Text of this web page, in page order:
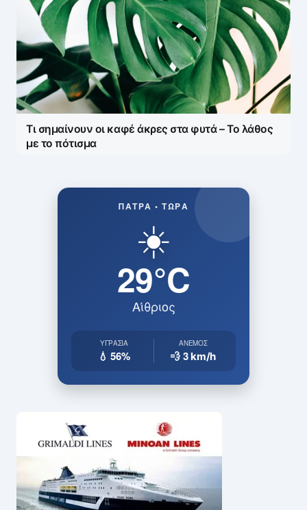
Τι σημαίνουν οι καφέ άκρες στα φυτά – Το λάθος
με το πότισμα
ΠΆΤΡΑ • ΤΏΡΑ
☀️
29°C
Αίθριος
ΥΓΡΑΣΊΑ
💧 56%
ΆΝΕΜΟΣ
💨 3km/h